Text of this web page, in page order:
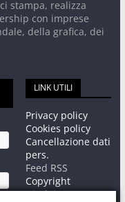
stampa, realizza
con imprese
della grafica, dei
LINK UTILI
Privacy policy
Cookies policy
Cancellazione dati
pers.
Feed RSS
Copyright
Disclaimer